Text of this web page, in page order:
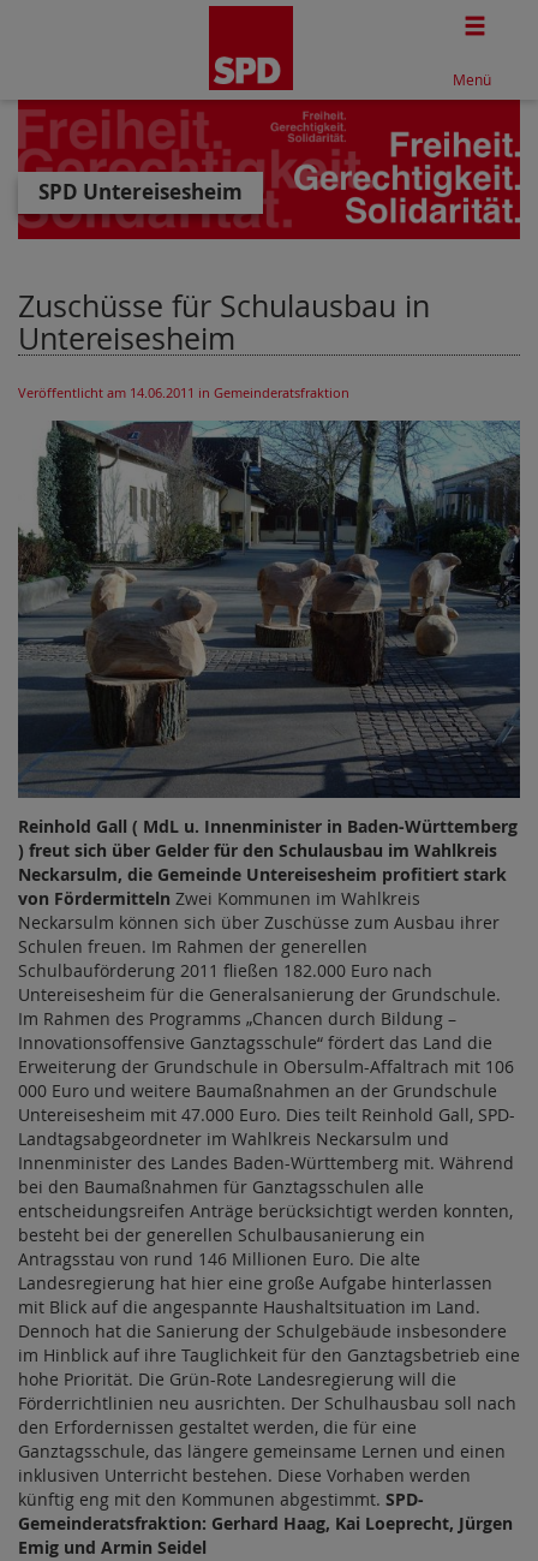
Menü
SPD Untereisesheim
Zuschüsse für Schulausbau in
Untereisesheim
Veröffentlicht am 14.06.2011 in Gemeinderatsfraktion
Reinhold Gall ( MdL u. Innenminister in Baden-Württemberg
) freut sich über Gelder für den Schulausbau im Wahlkreis
Neckarsulm, die Gemeinde Untereisesheim profitiert stark
von Fördermitteln Zwei Kommunen im Wahlkreis
Neckarsulm können sich über Zuschüsse zum Ausbau ihrer
Schulen freuen. Im Rahmen der generellen
Schulbauförderung 2011 fließen 182.000 Euro nach
Untereisesheim für die Generalsanierung der Grundschule.
Im Rahmen des Programms „Chancen durch Bildung –
Innovationsoffensive Ganztagsschule“ fördert das Land die
Erweiterung der Grundschule in Obersulm-Affaltrach mit 106
000 Euro und weitere Baumaßnahmen an der Grundschule
Untereisesheim mit 47.000 Euro. Dies teilt Reinhold Gall, SPD-
Landtagsabgeordneter im Wahlkreis Neckarsulm und
Innenminister des Landes Baden-Württemberg mit. Während
bei den Baumaßnahmen für Ganztagsschulen alle
entscheidungsreifen Anträge berücksichtigt werden konnten,
besteht bei der generellen Schulbausanierung ein
Antragsstau von rund 146 Millionen Euro. Die alte
Landesregierung hat hier eine große Aufgabe hinterlassen
mit Blick auf die angespannte Haushaltsituation im Land.
Dennoch hat die Sanierung der Schulgebäude insbesondere
im Hinblick auf ihre Tauglichkeit für den Ganztagsbetrieb eine
hohe Priorität. Die Grün-Rote Landesregierung will die
Förderrichtlinien neu ausrichten. Der Schulhausbau soll nach
den Erfordernissen gestaltet werden, die für eine
Ganztagsschule, das längere gemeinsame Lernen und einen
inklusiven Unterricht bestehen. Diese Vorhaben werden
künftig eng mit den Kommunen abgestimmt. SPD-
Gemeinderatsfraktion: Gerhard Haag, Kai Loeprecht, Jürgen
Emig und Armin Seidel